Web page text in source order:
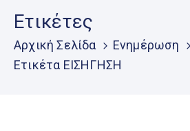
Δήμος
Το
Νησί
Ετικέτες
Αρχική Σελίδα
Ενημέρωση
Ετικέτα ΕΙΣΗΓΗΣΗ